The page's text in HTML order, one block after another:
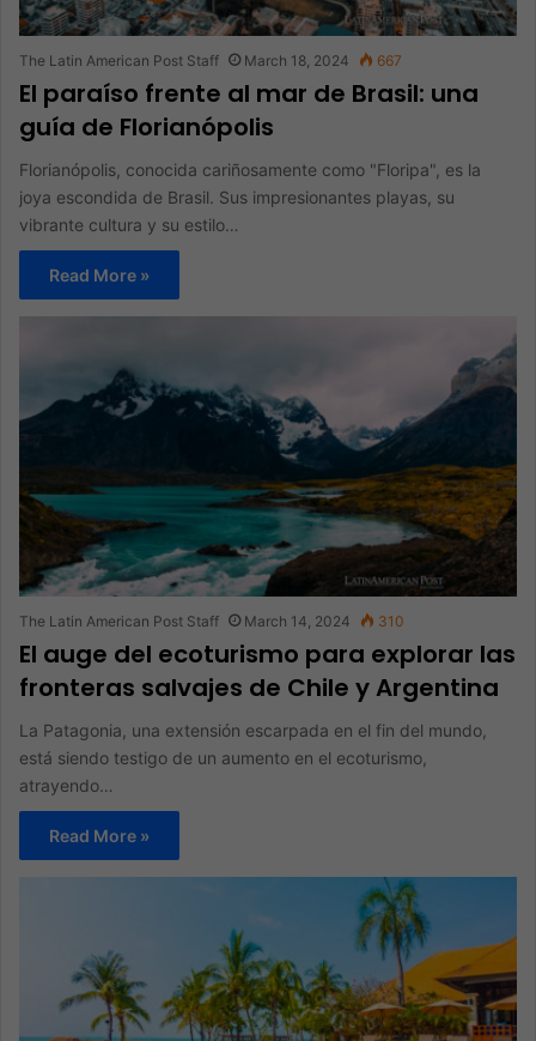
The Latin American Post Staff March 18, 2024 667
El paraíso frente al mar de Brasil: una
guía de Florianópolis
Florianópolis, conocida cariñosamente como "Floripa", es la
joya escondida de Brasil. Sus impresionantes playas, su
vibrante cultura y su estilo…
Read More »
The Latin American Post Staff March 14, 2024 310
El auge del ecoturismo para explorar las
fronteras salvajes de Chile y Argentina
La Patagonia, una extensión escarpada en el fin del mundo,
está siendo testigo de un aumento en el ecoturismo,
atrayendo…
Read More »